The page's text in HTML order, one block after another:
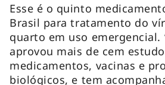
Esse é o quinto
Brasil para tratamento do
quarto em uso emergencial.
aprovou mais de cem
medicamentos, vacinas e
biológicos, e tem